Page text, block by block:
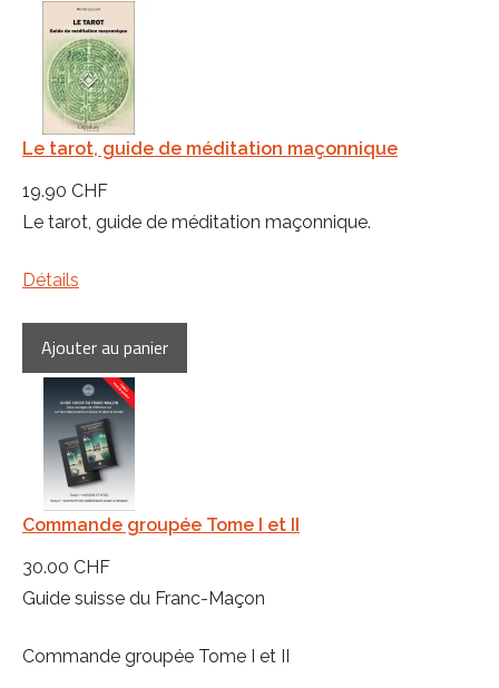
Le tarot, guide de méditation maçonnique
19.90 CHF
Le tarot, guide de méditation maçonnique.
Détails
Commande groupée Tome I et II
30.00 CHF
Guide suisse du Franc-Maçon
Commande groupée Tome I et II